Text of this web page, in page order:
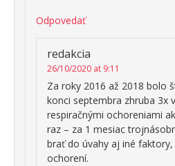
Odpovedať
redakcia
26/10/2020 at 9:11
Za roky 2016 až 2018 bolo
konci septembra zhruba 3x
respiračnými ochoreniami
raz – za 1 mesiac
brať do úvahy aj iné
ochorení.